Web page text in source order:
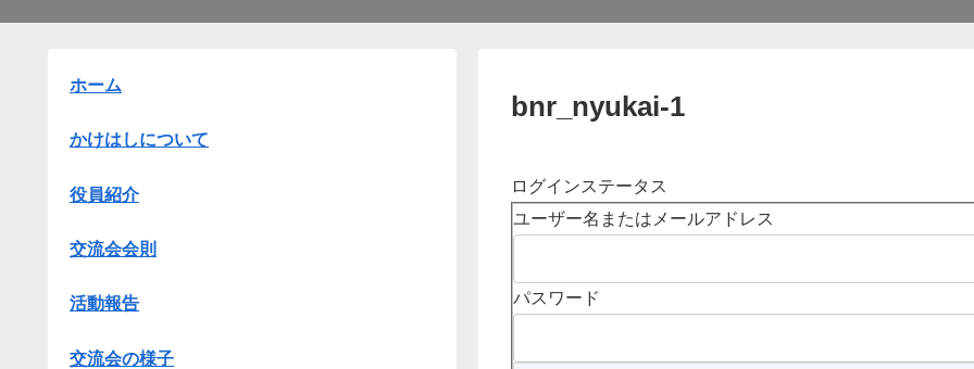
bnr_nyukai-1
ログインステータス
ユーザー名またはメールアドレス
パスワード
ホーム
かけはしについて
役員紹介
交流会会則
活動報告
交流会の様子